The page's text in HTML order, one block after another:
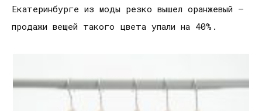
Екатеринбурге из моды резко вышел оранжевый –
продажи вещей такого цвета упали на 40%.